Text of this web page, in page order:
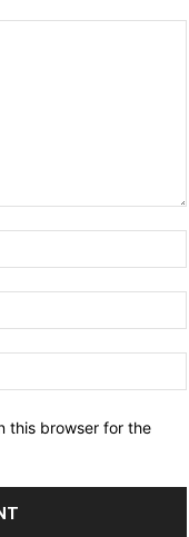
this browser for the